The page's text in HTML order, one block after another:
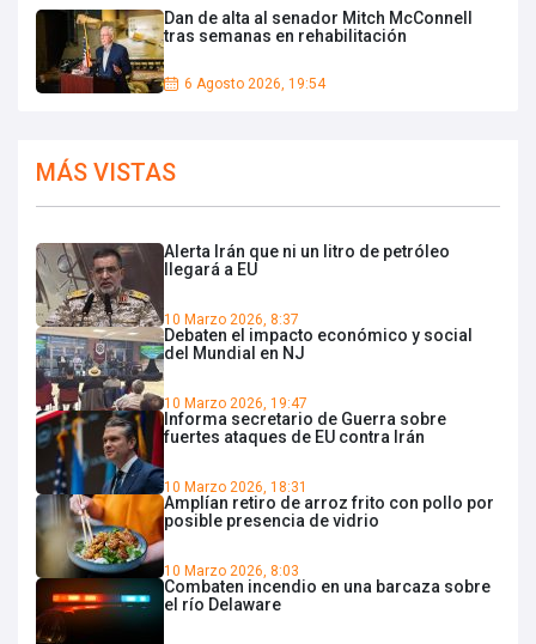
Dan de alta al senador Mitch McConnell
tras semanas en rehabilitación
6 Agosto 2026, 19:54
MÁS VISTAS
Alerta Irán que ni un litro de petróleo
llegará a EU
10 Marzo 2026, 8:37
Debaten el impacto económico y social
del Mundial en NJ
10 Marzo 2026, 19:47
Informa secretario de Guerra sobre
fuertes ataques de EU contra Irán
10 Marzo 2026, 18:31
Amplían retiro de arroz frito con pollo por
posible presencia de vidrio
10 Marzo 2026, 8:03
Combaten incendio en una barcaza sobre
el río Delaware